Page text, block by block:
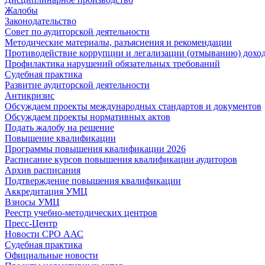
Жалобы
Законодательство
Совет по аудиторской деятельности
Методические материалы, разъяснения и рекомендации
Противодействие коррупции и легализации (отмыванию)
Профилактика нарушений обязательных требований
Судебная практика
Развитие аудиторской деятельности
Антикризис
Обсуждаем проекты международных стандартов и документов
Обсуждаем проекты нормативных актов
Подать жалобу на решение
Повышение квалификации
Программы повышения квалификации 2026
Расписание курсов повышения квалификации аудиторов
Архив расписания
Подтверждение повышения квалификации
Аккредитация УМЦ
Взносы УМЦ
Реестр учебно-методических центров
Пресс-Центр
Новости СРО ААС
Судебная практика
Официальные новости